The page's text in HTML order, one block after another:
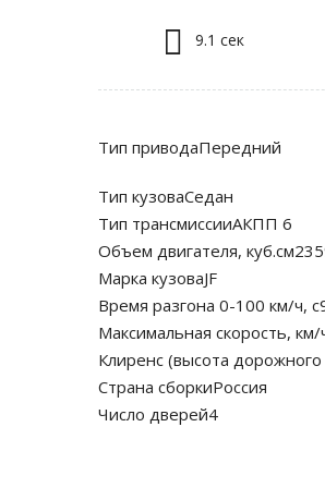
9.1 сек
Тип приводаПередний
Тип кузоваСедан
Тип трансмиссииАКПП 6
Объем двигателя,
Марка кузоваJF
Время разгона 0-100 км/ч,
Максимальная скорость, км/
Клиренс (высота
Страна сборкиРоссия
Число дверей4